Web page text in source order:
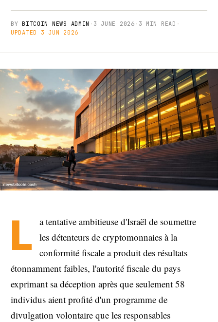
BYBITCOIN NEWS ADMIN · 3 JUNE 2026 · 3 MIN READ ·
UPDATED 3 JUN 2026
L
a tentative ambitieuse d'Israël de soumettre
les détenteurs de cryptomonnaies à la
conformité fiscale a produit des résultats
étonnamment faibles, l'autorité fiscale du pays
exprimant sa déception après que seulement 58
individus aient profité d'un programme de
divulgation volontaire que les responsables